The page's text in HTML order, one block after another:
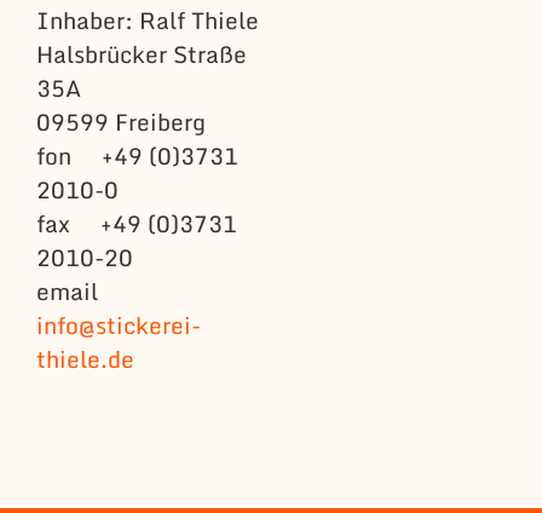
Inhaber: Ralf Thiele
Halsbrücker Straße
35A
09599 Freiberg
fon +49 (0)3731
2010-0
fax +49 (0)3731
2010-20
email
info@stickerei-
thiele.de